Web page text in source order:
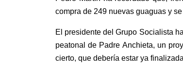
compra de 249 nuevas guaguas y
El presidente del Grupo Socialista
peatonal de Padre Anchieta, un
cierto, que debería estar ya